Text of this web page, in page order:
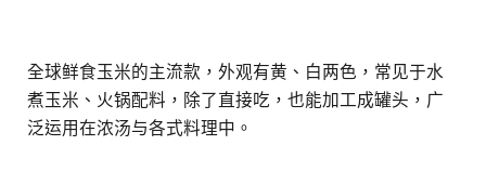
全球鲜食玉米的主流款，外观有黄、白两色，常见于水
煮玉米、火锅配料，除了直接吃，也能加工成罐头，广
泛运用在浓汤与各式料理中。